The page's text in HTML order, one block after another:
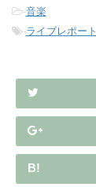
-音楽
-ライブレポート
B!